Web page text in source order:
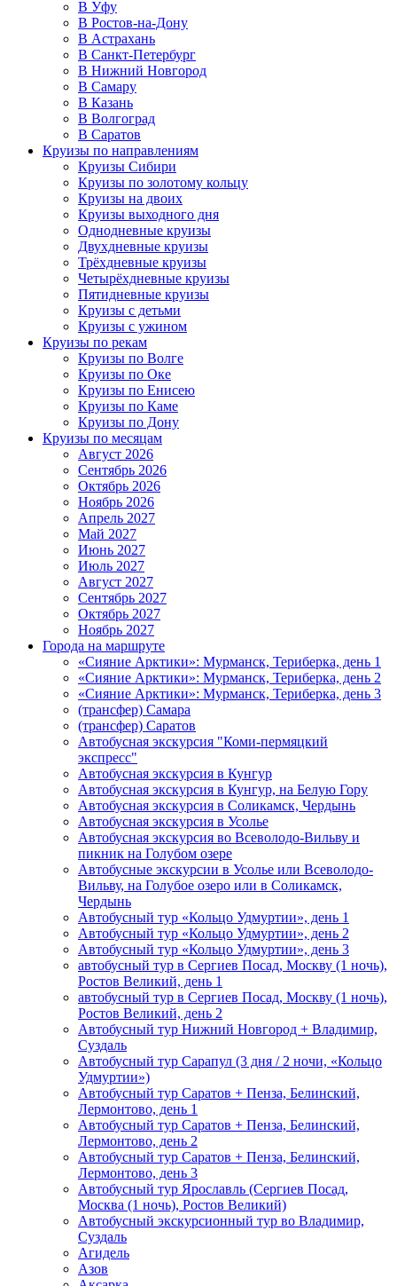
В Уфу
В Ростов-на-Дону
В Астрахань
В Санкт-Петербург
В Нижний Новгород
В Самару
В Казань
В Волгоград
В Саратов
Круизы по направлениям
Круизы Сибири
Круизы по золотому кольцу
Круизы на двоих
Круизы выходного дня
Однодневные круизы
Двухдневные круизы
Трёхдневные круизы
Четырёхдневные круизы
Пятидневные круизы
Круизы с детьми
Круизы с ужином
Круизы по рекам
Круизы по Волге
Круизы по Оке
Круизы по Енисею
Круизы по Каме
Круизы по Дону
Круизы по месяцам
Август 2026
Сентябрь 2026
Октябрь 2026
Ноябрь 2026
Апрель 2027
Май 2027
Июнь 2027
Июль 2027
Август 2027
Сентябрь 2027
Октябрь 2027
Ноябрь 2027
Города на маршруте
«Сияние Арктики»: Мурманск, Териберка, день 1
«Сияние Арктики»: Мурманск, Териберка, день 2
«Сияние Арктики»: Мурманск, Териберка, день 3
(трансфер) Самара
(трансфер) Саратов
Автобусная экскурсия "Коми-пермяцкий
экспресс"
Автобусная экскурсия в Кунгур
Автобусная экскурсия в Кунгур, на Белую Гору
Автобусная экскурсия в Соликамск, Чердынь
Автобусная экскурсия в Усолье
Автобусная экскурсия во Всеволодо-Вильву и
пикник на Голубом озере
Автобусные экскурсии в Усолье или Всеволодо-
Вильву, на Голубое озеро или в Соликамск,
Чердынь
Автобусный тур «Кольцо Удмуртии», день 1
Автобусный тур «Кольцо Удмуртии», день 2
Автобусный тур «Кольцо Удмуртии», день 3
автобусный тур в Сергиев Посад, Москву (1 ночь),
Ростов Великий, день 1
автобусный тур в Сергиев Посад, Москву (1 ночь),
Ростов Великий, день 2
Автобусный тур Нижний Новгород + Владимир,
Суздаль
Автобусный тур Сарапул (3 дня / 2 ночи, «Кольцо
Удмуртии»)
Автобусный тур Саратов + Пенза, Белинский,
Лермонтово, день 1
Автобусный тур Саратов + Пенза, Белинский,
Лермонтово, день 2
Автобусный тур Саратов + Пенза, Белинский,
Лермонтово, день 3
Автобусный тур Ярославль (Сергиев Посад,
Москва (1 ночь), Ростов Великий)
Автобусный экскурсионный тур во Владимир,
Суздаль
Агидель
Азов